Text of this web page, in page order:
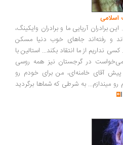
آریایی ما و برادران وایکینگ،
جاهای خوب دنیا مسکن
از ما انتقاد بکند... استالین با
در گرجستان نیز همه روسی
خامنه‌ای، من برای خودم رو
به شرطی که شماها برگردید